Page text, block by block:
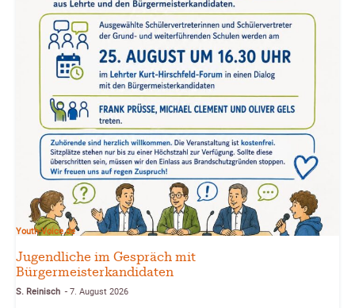
Youth-Voice.de
Jugendliche im Gespräch mit
Bürgermeisterkandidaten
S. Reinisch - 7. August 2026